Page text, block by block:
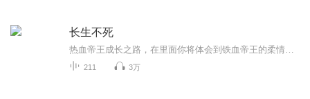
长生不死
211 3万